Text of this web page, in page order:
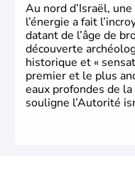
Au nord d’Israël,
l’énergie a fait
datant de l’âge de
découverte
historique et «
premier et le plus
eaux profondes de
souligne l’Autorité